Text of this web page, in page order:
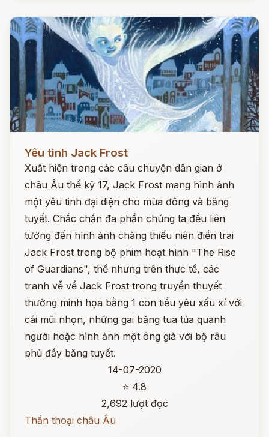
Yêu tinh Jack Frost
Xuất hiện trong các câu chuyện dân gian ở
châu Âu thế kỷ 17, Jack Frost mang hình ảnh
một yêu tinh đại diện cho mùa đông và băng
tuyết. Chắc chắn đa phần chúng ta đều liên
tưởng đến hình ảnh chàng thiếu niên điển trai
Jack Frost trong bộ phim hoạt hình "The Rise
of Guardians", thế nhưng trên thực tế, các
tranh vễ về Jack Frost trong truyền thuyết
thường minh họa bằng 1 con tiểu yêu xấu xí với
cái mũi nhọn, những gai băng tua tủa quanh
người hoặc hình ảnh một ông già với bộ râu
phủ đầy băng tuyết.
14-07-2020
⭐ 4.8
2,692 lượt đọc
Thần thoại châu Âu